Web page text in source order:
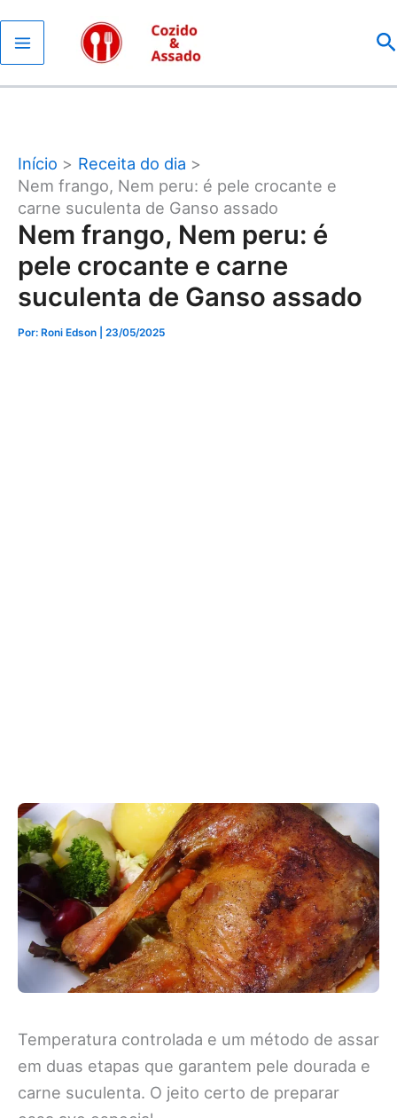
para
o
conteúdo
Início
Receita do dia
Nem frango, Nem peru: é pele crocante e
carne suculenta de Ganso assado
Nem frango, Nem peru: é
pele crocante e carne
suculenta de Ganso assado
Por: Roni Edson | 23/05/2025
Temperatura controlada e um método de assar
em duas etapas que garantem pele dourada e
carne suculenta. O jeito certo de preparar